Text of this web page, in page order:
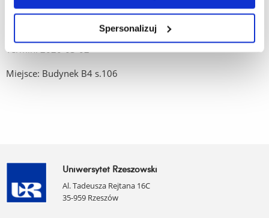
Spersonalizuj
Temat: Zastosowanie miar podobieństwa z niepewnością
w metodach klasyfikacji.
Termin: 2020-03-02
Miejsce: Budynek B4 s.106
Uniwersytet Rzeszowski
Al. Tadeusza Rejtana 16C
35-959 Rzeszów